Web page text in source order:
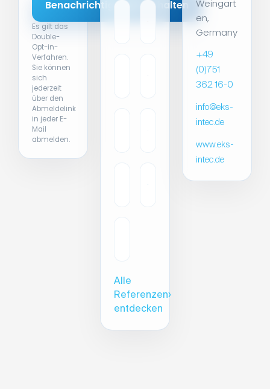
Es gilt das
Double-
Opt-in-
Verfahren.
Sie können
sich
jederzeit
über den
Abmeldelink
in jeder E-
Mail
abmelden.
Alle
Referenzen
entdecken
›
Weingart
en,
Germany
+49
(0)751
362 16-0
info@eks-
intec.de
www.eks-
intec.de